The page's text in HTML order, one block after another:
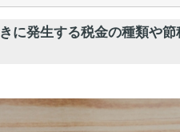
に発生する税金の種類や節